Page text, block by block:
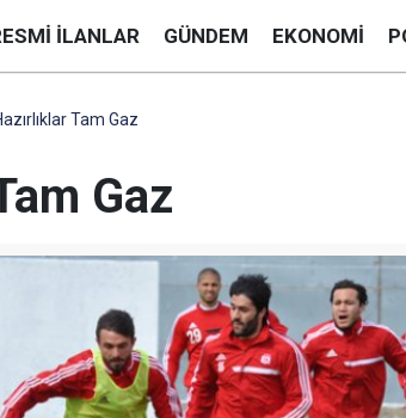
İLANLAR GÜNDEM EKONOMI
Tam Gaz
Gaz